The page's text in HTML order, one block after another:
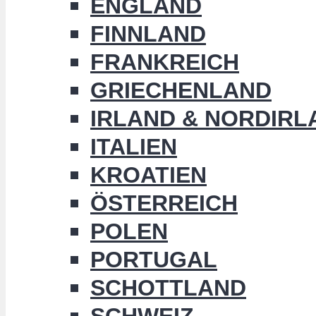
ENGLAND
FINNLAND
FRANKREICH
GRIECHENLAND
IRLAND &
ITALIEN
KROATIEN
ÖSTERREICH
POLEN
PORTUGAL
SCHOTTLAND